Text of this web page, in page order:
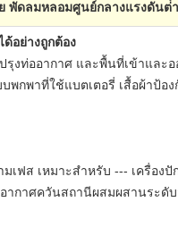
พัดลมหลอมศูนย์กลางแรงดันต่ํา
อย่างถูกต้อง
งท่ออากาศ และพื้นที่เข้าและ
กพาที่ใช้แบตเตอรี่ เสื้อผ้าป้อ
เฟส เหมาะสําหรับ --- เครื่อง
กาศควันสถานีผสมผสานระดับ